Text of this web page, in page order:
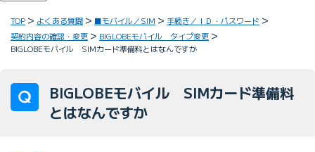
TOP よくある質問 ■モバイル／SIM
手続き／ＩＤ・パスワード
契約内容の確認・変更
BIGLOBEモバイル タイプ変更
BIGLOBEモバイル SIMカード準備料とはなんですか
BIGLOBEモバイル SIMカード準備料
とはなんですか